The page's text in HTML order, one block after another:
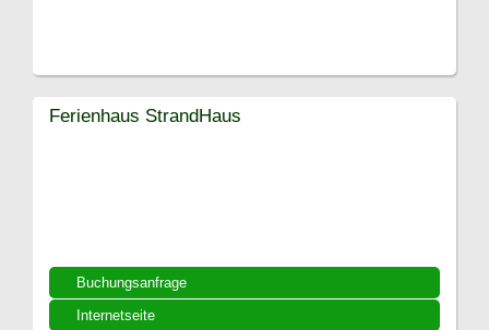
Buchungsanfrage
Internetseite
Ferienhaus StrandHaus